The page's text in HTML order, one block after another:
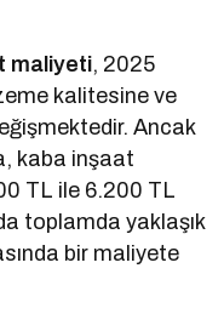
maliyeti, 2025
kalitesine ve
Ancak
kaba inşaat
TL ile 6.200 TL
toplamda yaklaşık
bir maliyete